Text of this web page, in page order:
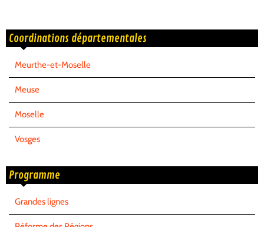
Coordinations départementales
Meurthe-et-Moselle
Meuse
Moselle
Vosges
Programme
Grandes lignes